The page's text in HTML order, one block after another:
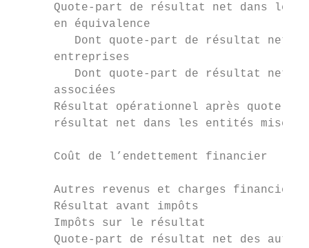
Quote-part de résultat net dans les
en équivalence
Dont quote-part de résultat net
entreprises
Dont quote-part de résultat net
associées
Résultat opérationnel après quote-
résultat net dans les entités mises
Coût de l’endettement financier
Autres revenus et charges
Résultat avant impôts
Impôts sur le résultat
Quote-part de résultat net des